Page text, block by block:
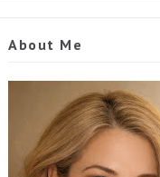
About Me